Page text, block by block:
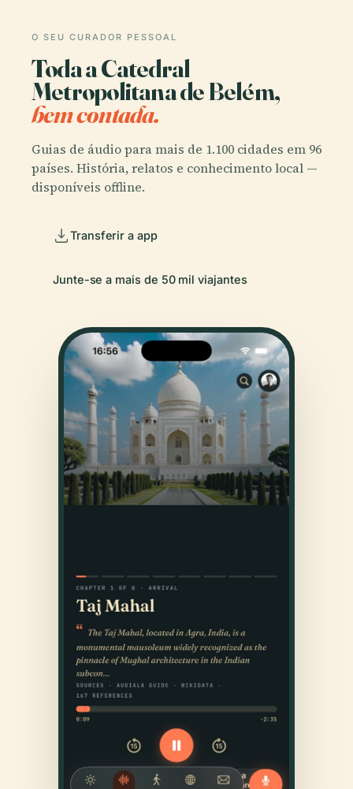
O SEU CURADOR PESSOAL
Toda a Catedral
Metropolitana de Belém,
bem contada.
Guias de áudio para mais de 1.100 cidades em 96
países. História, relatos e conhecimento local —
disponíveis offline.
Transferir a app
Junte-se a mais de 50 mil viajantes